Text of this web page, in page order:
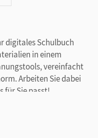
digitales Schulbuch
in einem
vereinfacht
Arbeiten Sie dabei
für Sie passt!